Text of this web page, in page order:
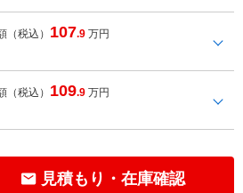
（税込） 107.9 万円
（税込） 109.9 万円
見積もり・在庫確認